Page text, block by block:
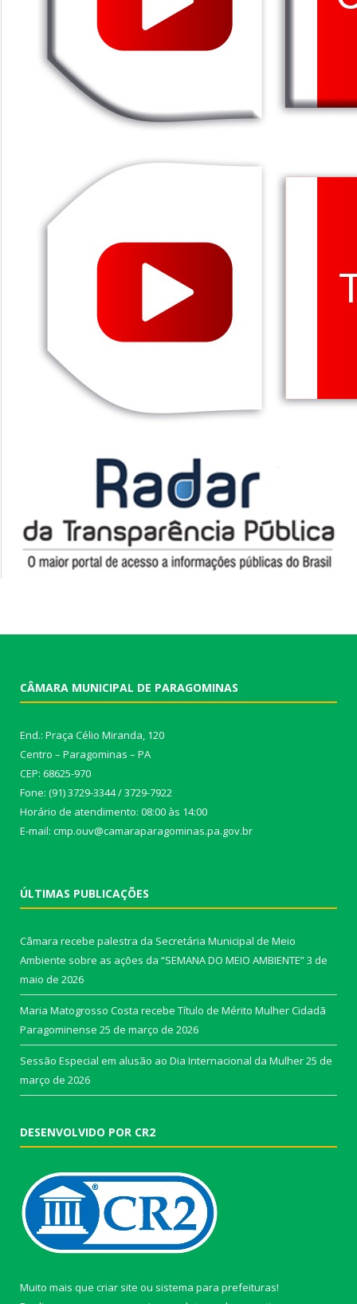
CÂMARA MUNICIPAL DE PARAGOMINAS
End.: Praça Célio Miranda, 120
Centro – Paragominas – PA
CEP: 68625-970
Fone: (91) 3729-3344 / 3729-7922
Horário de atendimento: 08:00 às 14:00
E-mail: cmp.ouv@camaraparagominas.pa.gov.br
ÚLTIMAS PUBLICAÇÕES
Câmara recebe palestra da Secretária Municipal de Meio
Ambiente sobre as ações da “SEMANA DO MEIO AMBIENTE”3 de
maio de 2026
Maria Matogrosso Costa recebe Título de Mérito Mulher Cidadã
Paragominense 25 de março de 2026
Sessão Especial em alusão ao Dia Internacional da Mulher25 de
março de 2026
DESENVOLVIDO POR CR2
Muito mais que criar site ou sistema para prefeituras!